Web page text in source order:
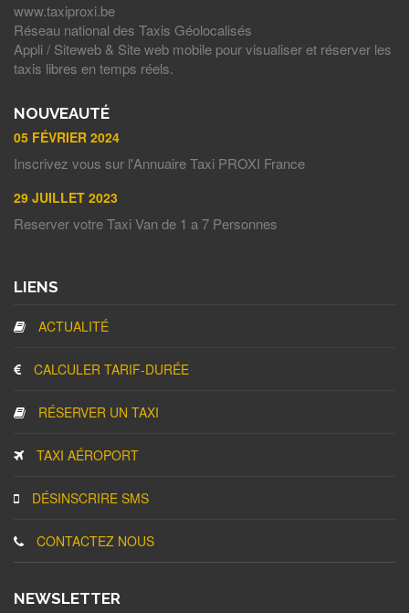
www.taxiproxi.be
Réseau national des Taxis Géolocalisés
Appli / Siteweb & Site web mobile pour visualiser et réserver les
taxis libres en temps réels.
NOUVEAUTÉ
05 FÉVRIER 2024
Inscrivez vous sur l'Annuaire Taxi PROXI France
29 JUILLET 2023
Reserver votre Taxi Van de 1 a 7 Personnes
LIENS
ACTUALITÉ
CALCULER TARIF-DURÉE
RÉSERVER UN TAXI
TAXI AÉROPORT
DÉSINSCRIRE SMS
CONTACTEZ NOUS
NEWSLETTER